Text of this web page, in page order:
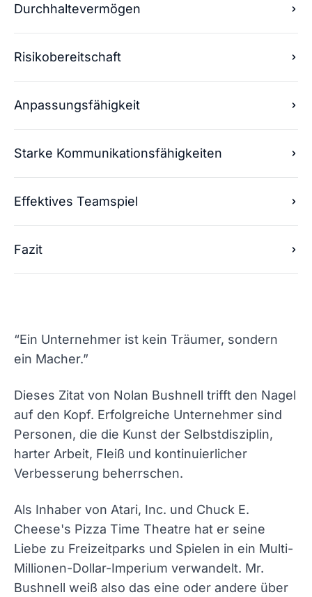
Durchhaltevermögen
Risikobereitschaft
Anpassungsfähigkeit
Starke Kommunikationsfähigkeiten
Effektives Teamspiel
Fazit
“Ein Unternehmer ist kein Träumer, sondern
ein Macher.”
Dieses Zitat von Nolan Bushnell trifft den Nagel
auf den Kopf. Erfolgreiche Unternehmer sind
Personen, die die Kunst der Selbstdisziplin,
harter Arbeit, Fleiß und kontinuierlicher
Verbesserung beherrschen.
Als Inhaber von Atari, Inc. und Chuck E.
Cheese's Pizza Time Theatre hat er seine
Liebe zu Freizeitparks und Spielen in ein Multi-
Millionen-Dollar-Imperium verwandelt. Mr.
Bushnell weiß also das eine oder andere über